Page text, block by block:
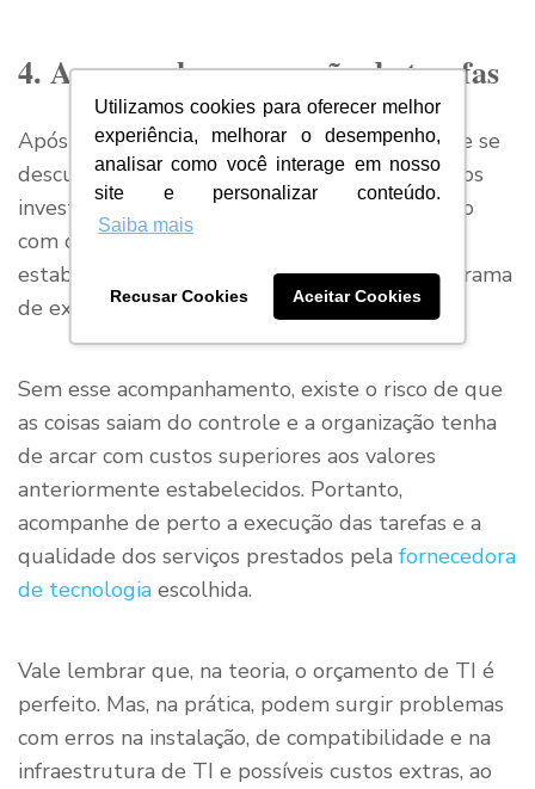
Utilizamos cookies para oferecer melhor
experiência, melhorar o desempenho,
analisar como você interage em nosso
site e personalizar conteúdo.
Saiba mais
Recusar Cookies Aceitar Cookies
4. Acompanhe a execução de tarefas
Após o início das atividades, o gestor não pode se
descuidar. É preciso ficar atento e verificar se os
investimentos anteriormente planejados estão
com o andamento em dia, dentro do que foi
estabelecido no orçamento de TI e no cronograma
de execução.
Sem esse acompanhamento, existe o risco de que
as coisas saiam do controle e a organização tenha
de arcar com custos superiores aos valores
anteriormente estabelecidos. Portanto,
acompanhe de perto a execução das tarefas e a
qualidade dos serviços prestados pela fornecedora
de tecnologia escolhida.
Vale lembrar que, na teoria, o orçamento de TI é
perfeito. Mas, na prática, podem surgir problemas
com erros na instalação, de compatibilidade e na
infraestrutura de TI e possíveis custos extras, ao